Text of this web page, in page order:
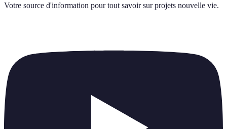
Votre source d'information pour tout savoir sur projets nouvelle vie.